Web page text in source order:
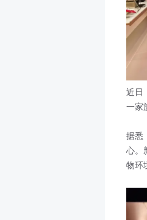
近日
一家
据悉
心。
物环